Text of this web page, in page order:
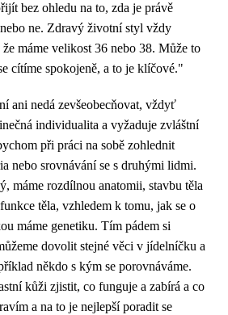
bez ohledu na to, zda je právě
ne. Zdravý životní styl vždy
že máme velikost 36 nebo 38. Může to
cítíme spokojeně, a to je klíčové."
ani nedá zevšeobecňovat, vždyť
individualita a vyžaduje zvláštní
při práci na sobě zohlednit
nebo srovnávání se s druhými lidmi.
máme rozdílnou anatomii, stavbu těla
těla, vzhledem k tomu, jak se o
máme genetiku. Tím pádem si
dovolit stejné věci v jídelníčku a
někdo s kým se porovnáváme.
kůži zjistit, co funguje a zabírá a co
a na to je nejlepší poradit se